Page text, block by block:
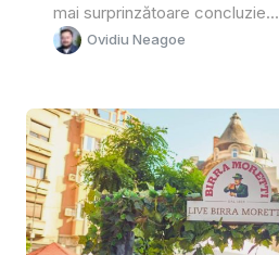
mai surprinzătoare concluzie...
Ovidiu Neagoe